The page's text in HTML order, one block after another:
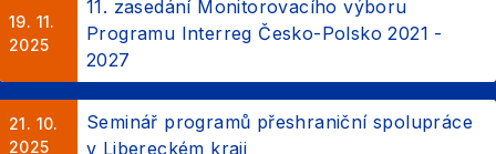
19. 11.
2025
11. zasedání Monitorovacího výboru
Programu Interreg Česko-Polsko 2021 -
2027
21. 10.
2025
Seminář programů přeshraniční spolupráce
v Libereckém kraji